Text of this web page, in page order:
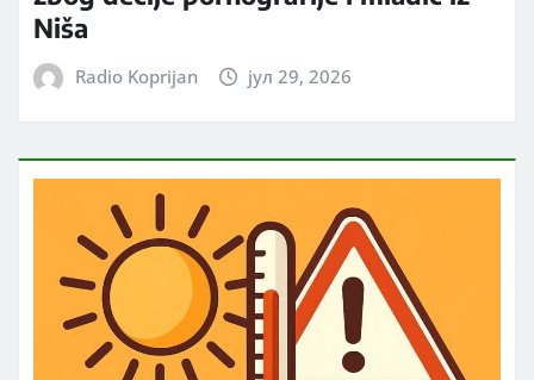
Niša
Radio Koprijan јул 29, 2026